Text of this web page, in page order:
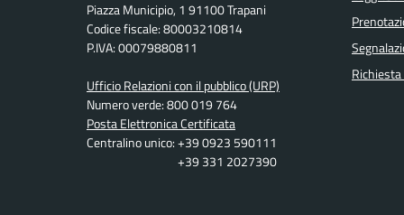
Piazza Municipio, 1 91100 Trapani
Codice fiscale: 80003210814
P.IVA: 00079880811
Ufficio Relazioni con il pubblico (URP)
Numero verde: 800 019 764
Posta Elettronica Certificata
Centralino unico: +39 0923 590111
+39 331 2027390